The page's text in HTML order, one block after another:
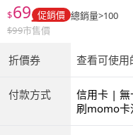
$69 促銷價 總銷量>100
$99市售價
折價券 查看可使用
付款方式
信用卡 | 無
商付款 |
刷momo卡